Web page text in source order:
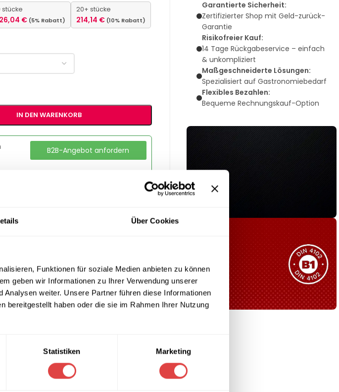
Über Cookies
Funktionen für soziale Medien anbieten zu können
geben wir Informationen zu Ihrer Verwendung unserer
weiter. Unsere Partner führen diese Informationen
bereitgestellt haben oder die sie im Rahmen Ihrer Nutzung
Statistiken Marketing
stücke
€ (5% Rabatt)
20+ stücke
214,14 € (10% Rabatt)
IN DEN WARENKORB
B2B-Angebot anfordern
& Buffettische
RÜCKGABEZAHLUNGSARTEN
Mit seinem Stahlgestell in elegantem
Garantierte Sicherheit:
Zertifizierter Shop mit Geld-zurück-
Garantie
Risikofreier Kauf:
14 Tage Rückgabeservice – einfach
& unkompliziert
Maßgeschneiderte Lösungen:
Spezialisiert auf Gastronomiebedarf
Flexibles Bezahlen:
Bequeme Rechnungskauf-Option
Sie haben nicht das passende
Produkt gefunden?
Wir helfen Ihnen gerne weiter!